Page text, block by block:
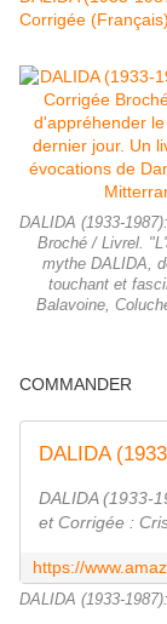
Corrigée
DALIDA (1933-
Broché / Livrel.
mythe DALIDA,
touchant et
Balavoine,
COMMANDER
DALIDA (1933-
et Corrigée :
DALIDA (1933-